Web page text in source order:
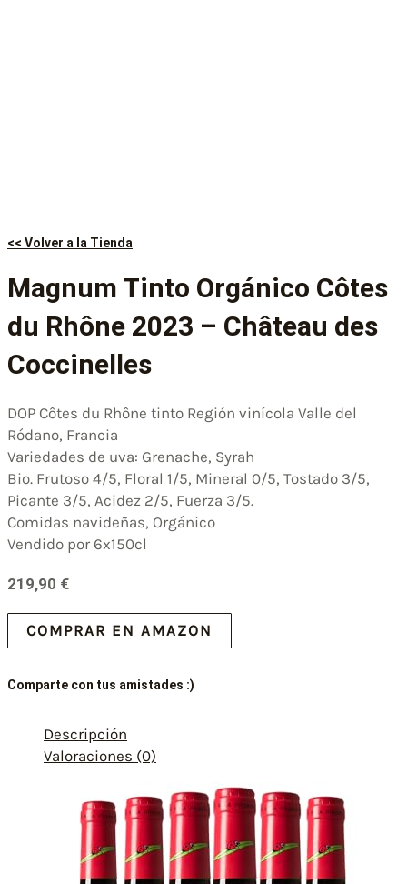
<< Volver a la Tienda
Magnum Tinto Orgánico Côtes
du Rhône 2023 – Château des
Coccinelles
DOP Côtes du Rhône tinto Región vinícola Valle del
Ródano, Francia
Variedades de uva: Grenache, Syrah
Bio. Frutoso 4/5, Floral 1/5, Mineral 0/5, Tostado 3/5,
Picante 3/5, Acidez 2/5, Fuerza 3/5.
Comidas navideñas, Orgánico
Vendido por 6x150cl
219,90 €
COMPRAR EN AMAZON
Comparte con tus amistades :)
Descripción
Valoraciones (0)